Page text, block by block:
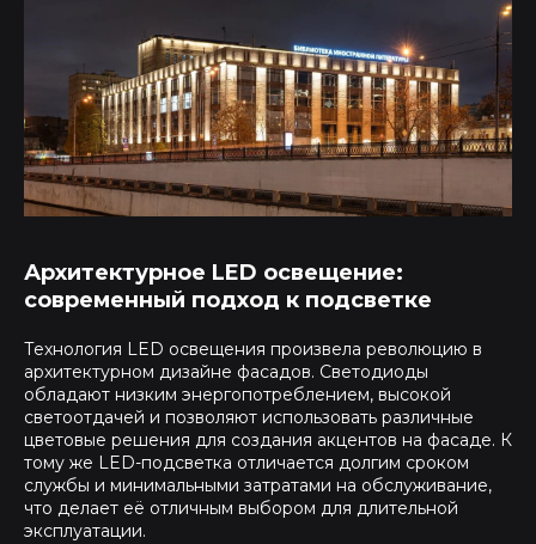
Архитектурное LED освещение:
современный подход к подсветке
Технология LED освещения произвела революцию в
архитектурном дизайне фасадов. Светодиоды
обладают низким энергопотреблением, высокой
светоотдачей и позволяют использовать различные
цветовые решения для создания акцентов на фасаде. К
тому же LED-подсветка отличается долгим сроком
службы и минимальными затратами на обслуживание,
что делает её отличным выбором для длительной
эксплуатации.